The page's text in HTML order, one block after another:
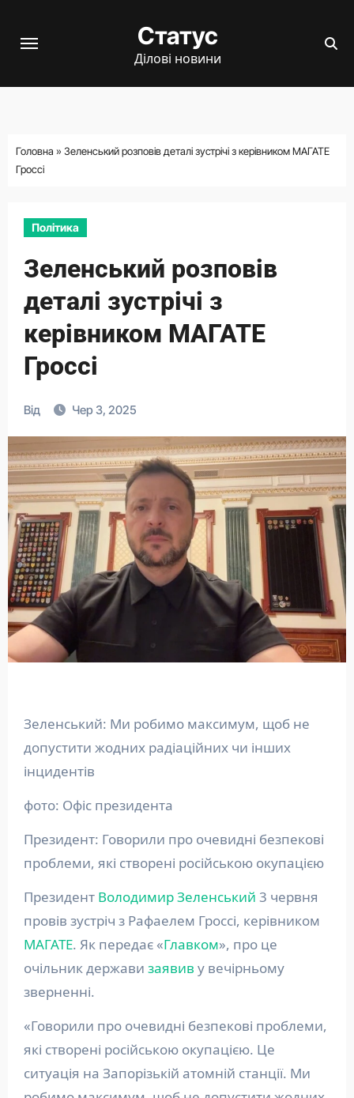
Статус
Ділові новини
Головна » Зеленський розповів деталі зустрічі з керівником МАГАТЕ
Гроссі
Політика
Зеленський розповів
деталі зустрічі з
керівником МАГАТЕ
Гроссі
Від Чер 3, 2025
Зеленський: Ми робимо максимум, щоб не
допустити жодних радіаційних чи інших
інцидентів
фото: Офіс президента
Президент: Говорили про очевидні безпекові
проблеми, які створені російською окупацією
Президент Володимир Зеленський 3 червня
провів зустріч з Рафаелем Гроссі, керівником
МАГАТЕ. Як передає «Главком», про це
очільник держави заявив у вечірньому
зверненні.
«Говорили про очевидні безпекові проблеми,
які створені російською окупацією. Це
ситуація на Запорізькій атомній станції. Ми